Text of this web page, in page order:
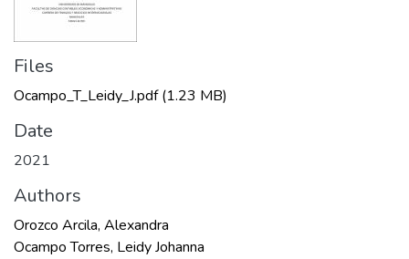
Files
Ocampo_T_Leidy_J.pdf(1.23 MB)
Date
2021
Authors
Orozco Arcila, Alexandra
Ocampo Torres, Leidy Johanna